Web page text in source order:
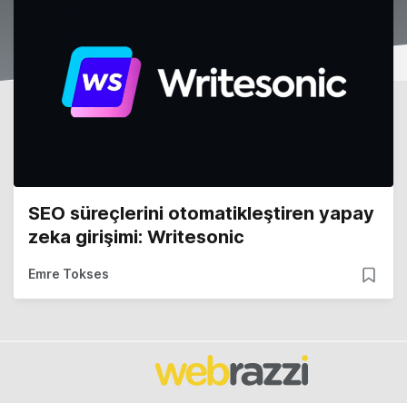
SEO süreçlerini otomatikleştiren yapay
zeka girişimi: Writesonic
Emre Tokses